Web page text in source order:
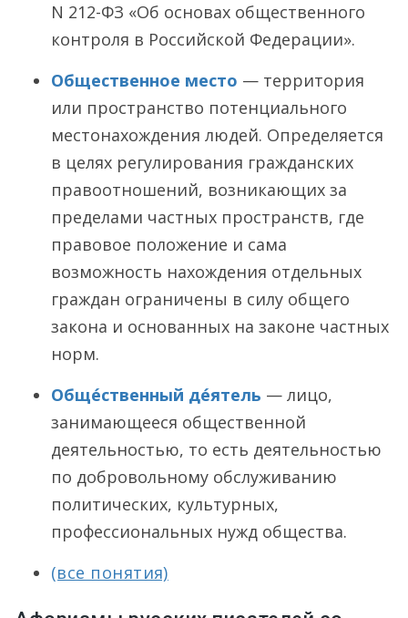
N 212-ФЗ «Об основах общественного
контроля в Российской Федерации».
Общественное место — территория
или пространство потенциального
местонахождения людей. Определяется
в целях регулирования гражданских
правоотношений, возникающих за
пределами частных пространств, где
правовое положение и сама
возможность нахождения отдельных
граждан ограничены в силу общего
закона и основанных на законе частных
норм.
Обще́ственный де́ятель — лицо,
занимающееся общественной
деятельностью, то есть деятельностью
по добровольному обслуживанию
политических, культурных,
профессиональных нужд общества.
(все понятия)